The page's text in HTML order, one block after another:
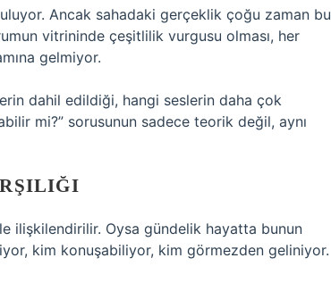
Ancak sahadaki gerçeklik çoğu zaman bu
vitrininde çeşitlilik vurgusu olması, her
gelmiyor.
dahil edildiği, hangi seslerin daha çok
mi?” sorusunun sadece teorik değil, aynı
ilişkilendirilir. Oysa gündelik hayatta bunun
kim konuşabiliyor, kim görmezden geliniyor.